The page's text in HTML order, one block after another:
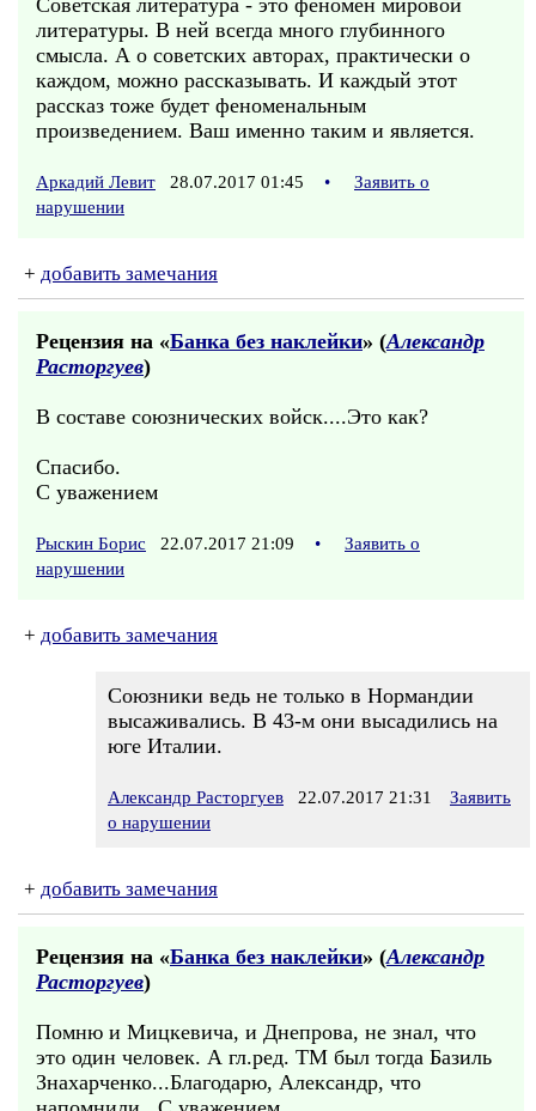
Советская литература - это феномен мировой
литературы. В ней всегда много глубинного
смысла. А о советских авторах, практически о
каждом, можно рассказывать. И каждый этот
рассказ тоже будет феноменальным
произведением. Ваш именно таким и является.
Аркадий Левит 28.07.2017 01:45 •
Заявить о
нарушении
+ добавить замечания
Рецензия на «Банка без наклейки» (Александр
Расторгуев)
В составе союзнических войск....Это как?
Спасибо.
С уважением
Рыскин Борис 22.07.2017 21:09 •
Заявить о
нарушении
+ добавить замечания
Союзники ведь не только в Нормандии
высаживались. В 43-м они высадились на
юге Италии.
Александр Расторгуев 22.07.2017 21:31
Заявить
о нарушении
+ добавить замечания
Рецензия на «Банка без наклейки» (Александр
Расторгуев)
Помню и Мицкевича, и Днепрова, не знал, что
это один человек. А гл.ред. ТМ был тогда Базиль
Знахарченко...Благодарю, Александр, что